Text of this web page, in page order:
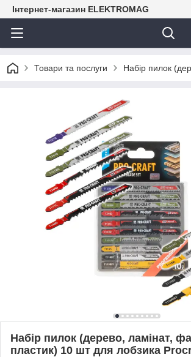
Інтернет-магазин ELEKTROMAG
Товари та послуги Набір пилок
Набір пилок (дерево, ламінат,
пластик) 10 шт для лобзика